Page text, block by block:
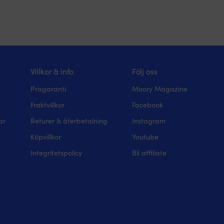
Villkor & info
Prisgaranti
Fraktvillkor
Returer & återbetalning
Köpvillkor
Integritetspolicy
Följ oss
Moory Magazine
Facebook
Instagram
Youtube
Bli affiliate